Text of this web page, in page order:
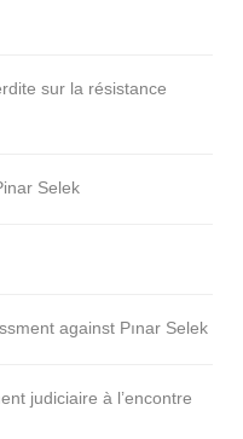
sur la résistance
Selek
against Pınar Selek
judiciaire à l’encontre